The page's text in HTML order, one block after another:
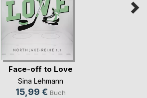
Face-off to Love
Sina Lehmann
15,99 € Buch